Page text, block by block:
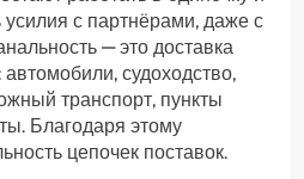
с партнёрами, даже с
— это доставка
судоходство,
транспорт, пункты
Благодаря этому
цепочек поставок.